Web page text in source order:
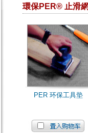
環保PER® 止滑
PER 环保工具垫